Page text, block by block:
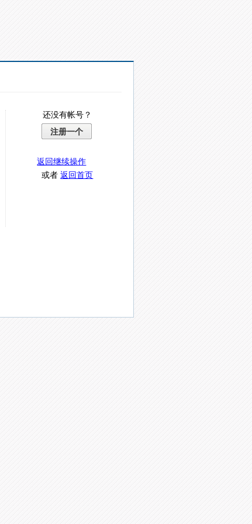
还没有帐号？
注册一个
返回继续操作
或者返回首页